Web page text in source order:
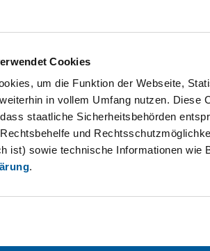
Cookies
um die Funktion der Webseite,
in vollem Umfang nutzen.
staatliche Sicherheitsbehörden
und
ist) sowie technische Informationen wie
.